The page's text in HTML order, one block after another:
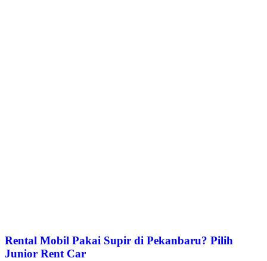
Rental Mobil Pakai Supir di Pekanbaru? Pilih
Junior Rent Car